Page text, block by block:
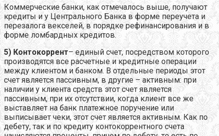
Коммерческие банки, как отмечалось выше, получают
кредиты и у Центрального Банка в форме переучета и
перезалога векселей, в порядке рефинансирования и в
форме ломбардных кредитов.
5) Контокоррент– единый счет, посредством которого
производятся все расчетные и кредитные операции
между клиентом и банком. В отдельные периоды этот
счет является пассивным, в другие – активным: при
наличии у клиента средств этот счет является
пассивным, при их отсутствии, когда клиент все же
выставляет на банк платежное поручение или
выписывает чеки, этот счет является активным. Как по
дебету, так и по кредиту контокоррентного счета